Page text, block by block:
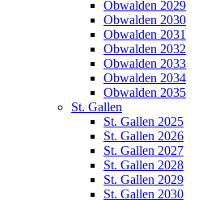
Obwalden 2029
Obwalden 2030
Obwalden 2031
Obwalden 2032
Obwalden 2033
Obwalden 2034
Obwalden 2035
St. Gallen
St. Gallen 2025
St. Gallen 2026
St. Gallen 2027
St. Gallen 2028
St. Gallen 2029
St. Gallen 2030